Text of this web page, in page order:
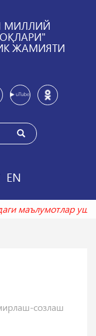
МИЛЛИЙ
ЖАМИЯТИ
EN
маълумотлар
созлаш